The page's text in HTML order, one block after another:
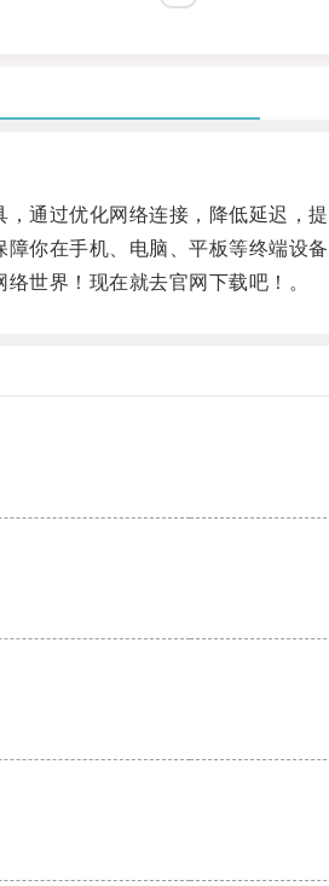
过优化网络连接，降低延迟，
在手机、电脑、平板等终端设备
世界！现在就去官网下载吧！。